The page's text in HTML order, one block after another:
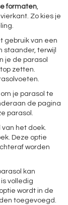
formaten,
Zo kies je
gebruik van een
staander, terwijl
je de parasol
zetten.
je parasol te
de pagina
parasol.
het doek.
Deze optie
worden
kan
volledig
wordt in de
toegevoegd.